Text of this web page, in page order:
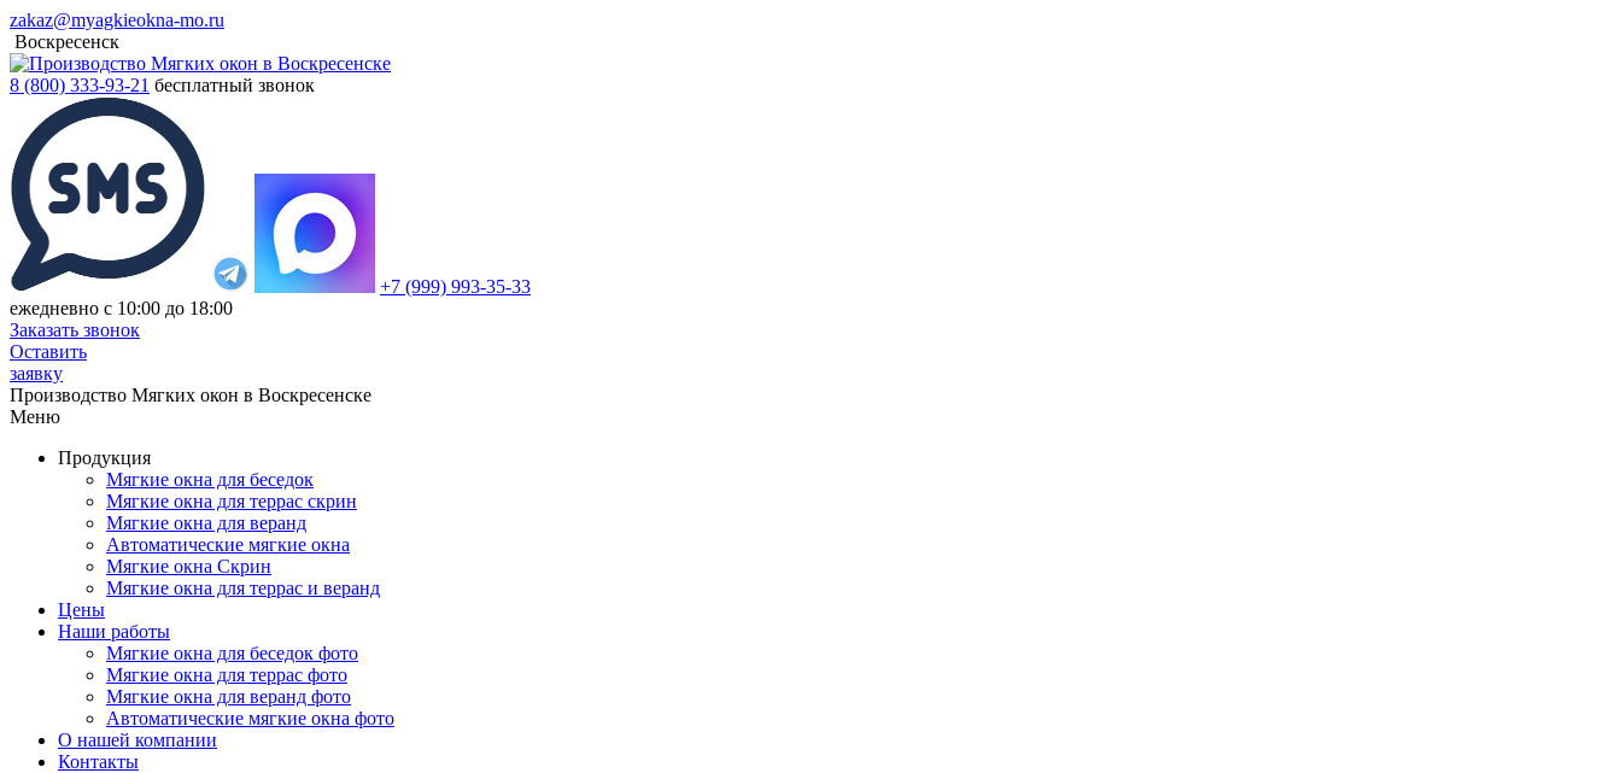
zakaz@myagkieokna-mo.ru
Воскресенск
8 (800) 333-93-21 бесплатный звонок
+7 (999) 993-35-33
ежедневно с 10:00 до 18:00
Заказать звонок
Оставить
заявку
Производство Мягких окон в Воскресенске
Меню
Продукция
Мягкие окна для беседок
Мягкие окна для террас скрин
Мягкие окна для веранд
Автоматические мягкие окна
Мягкие окна Скрин
Мягкие окна для террас и веранд
Цены
Наши работы
Мягкие окна для беседок фото
Мягкие окна для террас фото
Мягкие окна для веранд фото
Автоматические мягкие окна фото
О нашей компании
Контакты